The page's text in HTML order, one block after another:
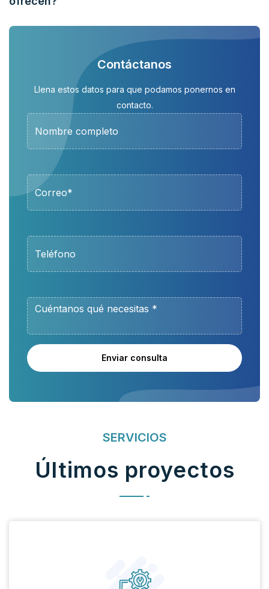
Contáctanos
Llena estos datos para que podamos ponernos en
contacto.
Enviar consulta
SERVICIOS
Últimos proyectos